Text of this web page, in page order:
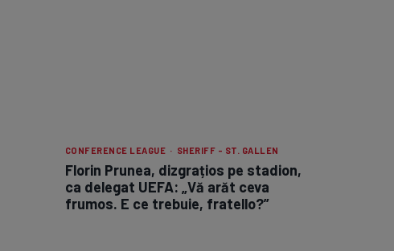
CONFERENCE LEAGUE · SHERIFF - ST. GALLEN
Florin Prunea, dizgrațios pe stadion,
ca delegat UEFA: „Vă arăt ceva
frumos. E ce trebuie, fratello?”